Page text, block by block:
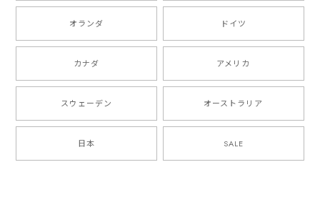
オランダ ドイツ
カナダ アメリカ
スウェーデン オーストラリア
日本 SALE